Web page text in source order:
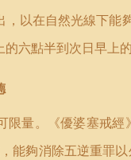
以在自然光線下
六點半到次日早上
限量。《優婆塞戒
能夠消除五逆重罪